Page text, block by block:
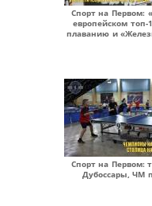
Спорт на Первом:
европейском
плаванию и
Спорт на Первом:
Дубоссары, ЧМ